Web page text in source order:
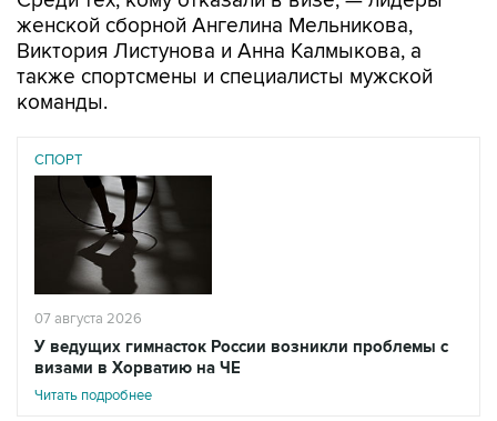
женской сборной Ангелина Мельникова,
Виктория Листунова и Анна Калмыкова, а
также спортсмены и специалисты мужской
команды.
СПОРТ
07 августа 2026
У ведущих гимнасток России возникли проблемы с
визами в Хорватию на ЧЕ
Читать подробнее